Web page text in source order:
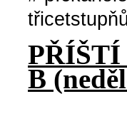
PŘÍŠTÍ
B